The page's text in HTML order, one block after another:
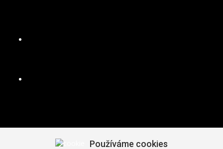
Naučte se čarovatPoužíváme cookies